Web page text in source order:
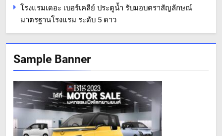
โรงแรมเดอะ เบอร์เคลีย์ ประตูน้ำ รับมอบตราสัญลักษณ์
มาตรฐานโรงแรม ระดับ 5 ดาว
Sample Banner